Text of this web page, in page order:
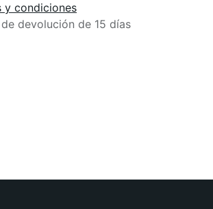
y condiciones
devolución de 15 días